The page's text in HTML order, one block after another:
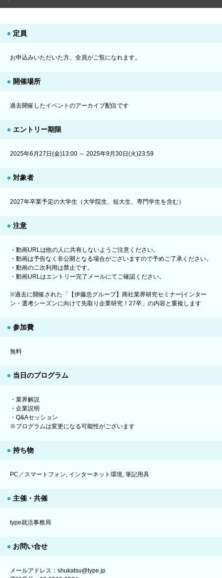
定員
お申込みいただいた方、全員がご覧になれます。
開催場所
過去開催したイベントのアーカイブ配信です
エントリー期限
2025年6月27日(金)13:00 ～ 2025年9月30日(火)23:59
対象者
2027年卒業予定の大学生（大学院生、短大生、専門学生を含む）
注意
・動画URLは他の人に共有しないようご注意ください。
・動画は予告なく非公開となる場合がございますので予めご了承ください。
・動画の二次利用は禁止です。
・動画URLはエントリー完了メールにてご確認ください。
※過去に開催された「【伊藤忠グループ】商社業界研究セミナー|インター
ン・選考シーズンに向けて先取り企業研究！27卒」の内容と重複します
参加費
無料
当日のプログラム
・業界解説
・企業説明
・Q&Aセッション
※プログラムは変更になる可能性がございます
持ち物
PC／スマートフォン, インターネット環境, 筆記用具
主催・共催
type就活事務局
お問い合せ
メールアドレス：shukatsu@type.jp